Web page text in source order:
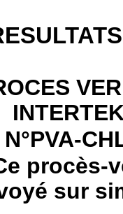
N°PVA-
procès-
sur